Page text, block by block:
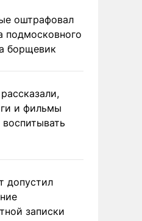
оштрафовал
подмосковного
борщевик
и фильмы
допустил
записки